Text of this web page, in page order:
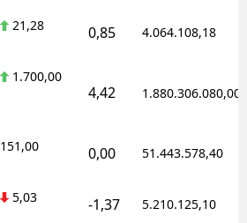
21,28 0,85 4.064.108,18
1.700,00
4,42 1.880.306.080,00
151,00 0,00 51.443.578,40
5,03 -1,37 5.210.125,10